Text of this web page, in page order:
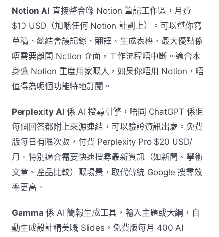
Notion AI 直接整合喺 Notion 筆記工作區，月費
$10 USD（加喺任何 Notion 計劃上）。可以幫你寫
草稿、總結會議記錄、翻譯、生成表格，最大優點係
唔需要離開 Notion 介面，工作流程唔中斷。適合本
身係 Notion 重度用家嘅人，如果你唔用 Notion，唔
值得為呢個功能特地訂閱。
Perplexity AI 係 AI 搜尋引擎，唔同 ChatGPT 係佢
每個回答都附上來源連結，可以驗證資訊出處。免費
版每日有限次數，付費 Perplexity Pro $20 USD/
月。特別適合需要快速搜尋最新資訊（如新聞、學術
文章、產品比較）嘅場景，取代傳統 Google 搜尋效
率更高。
Gamma 係 AI 簡報生成工具，輸入主題或大綱，自
動生成設計精美嘅 Slides。免費版每月 400 AI